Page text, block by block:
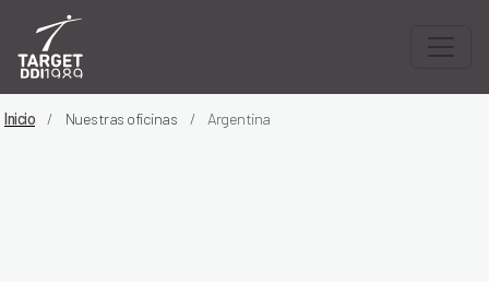
Inicio Nuestras oficinas Argentina